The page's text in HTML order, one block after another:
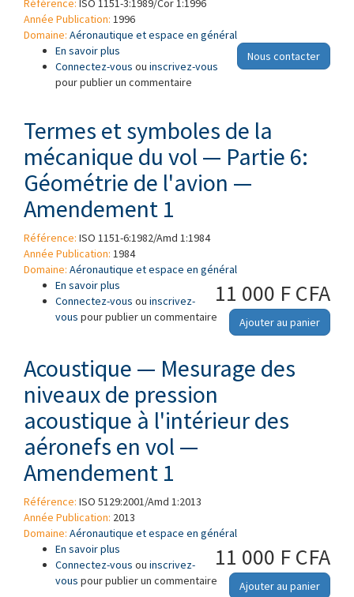
Référence: ISO 1151-3:1989/Cor 1:1996
Année Publication: 1996
Domaine: Aéronautique et espace en général
Nous contacter
En savoir plus à propos de Mécanique du vol — Concepts,
grandeurs et symboles — Partie 3: Dérivées
des forces, des moments et de leurs
Connectez-vous ou inscrivez-vous
pour publier un commentaire
Termes et symboles de la
mécanique du vol — Partie 6:
Géométrie de l'avion —
Amendement 1
Référence: ISO 1151-6:1982/Amd 1:1984
Année Publication: 1984
Domaine: Aéronautique et espace en général
11 000 F CFA
Ajouter au panier
En savoir plus à propos de Termes et symboles de la
mécanique du vol — Partie 6: Géométrie de
l'avion — Amendement 1
Connectez-vous ou inscrivez-
vous pour publier un commentaire
Acoustique — Mesurage des
niveaux de pression
acoustique à l'intérieur des
aéronefs en vol —
Amendement 1
Référence: ISO 5129:2001/Amd 1:2013
Année Publication: 2013
Domaine: Aéronautique et espace en général
11 000 F CFA
Ajouter au panier
En savoir plus à propos de Acoustique — Mesurage des
niveaux de pression acoustique à l'intérieur
des aéronefs en vol — Amendement 1
Connectez-vous ou inscrivez-
vous pour publier un commentaire